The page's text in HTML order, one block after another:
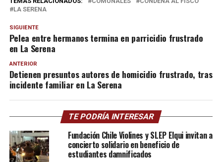
LA SERENA
SIGUIENTE
Pelea entre hermanos termina en parricidio frustrado
en La Serena
ANTERIOR
Detienen presuntos autores de homicidio frustrado, tras
incidente familiar en La Serena
TE PODRÍA INTERESAR
Fundación Chile Violines y SLEP Elqui invitan a
concierto solidario en beneficio de
estudiantes damnificados